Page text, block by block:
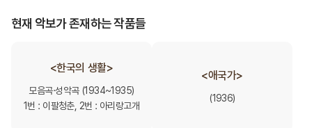
현재 악보가 존재하는 작품들
<한국의 생활>
모음곡·성악곡 (1934~1935)
1번 : 이팔청춘, 2번 : 아리랑고개
<애국가>
(1936)